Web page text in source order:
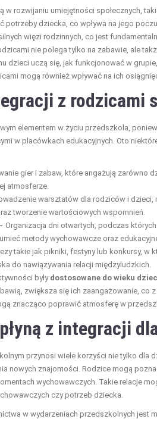
w rozwijaniu umiejętności społecznych,
potrzeby dziecka, co wpływa na jego
więzi rodzinnych, co jest
nie polega tylko na zabawie, ale
dzieci uczą się, jak funkcjonować w
mogą również wpływać na ich
z rodzicami
elementem w życiu przedszkola,
w placówkach edukacyjnych. Oto
gier i zabaw, które angażują zarówno
atmosferze.
warsztatów dla rodziców i dzieci,
tworzenie wartościowych wspomnień.
Organizacja dni otwartych, podczas
metody wychowawcze oraz
takie jak pikniki, festyny lub konkursy, w
do nawiązywania relacji międzyludzkich.
były dostosowane do wieku
zwiększa się ich zaangażowanie, co
znacząco poprawić atmosferę w
z integracji
przynosi wiele korzyści nie tylko dla
nowych znajomości. Rodzice mogą
wychowawczych. Takie relacje
czy potrzeb dziecka.
w wydarzeniach przedszkolnych jest